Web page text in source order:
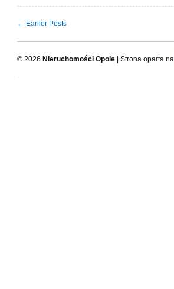
← Earlier Posts
© 2026 Nieruchomości Opole | Strona oparta na